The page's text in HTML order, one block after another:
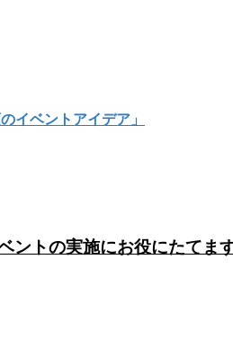
イベントアイデア」
トの実施にお役にたてます